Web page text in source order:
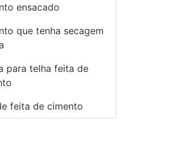
ensacado
que tenha secagem
para telha feita de
feita de cimento